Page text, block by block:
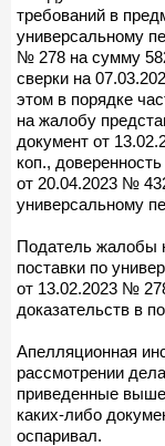
требований в
универсальному
№ 278 на сумму
сверки на
этом в порядке
на жалобу
документ от
коп.,
от 20.04.2023 №
универсальному
Податель жалобы
поставки по
от 13.02.2023 №
доказательств в
Апелляционная
рассмотрении
приведенные
каких-либо
оспаривал.